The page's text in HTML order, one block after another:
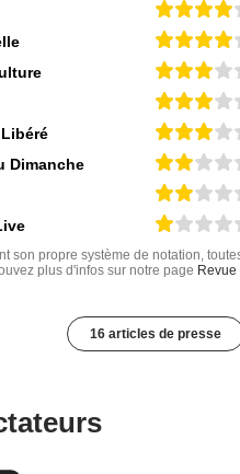
Dimanche
son propre système de notation,
plus d'infos sur notre page
16 articles de presse